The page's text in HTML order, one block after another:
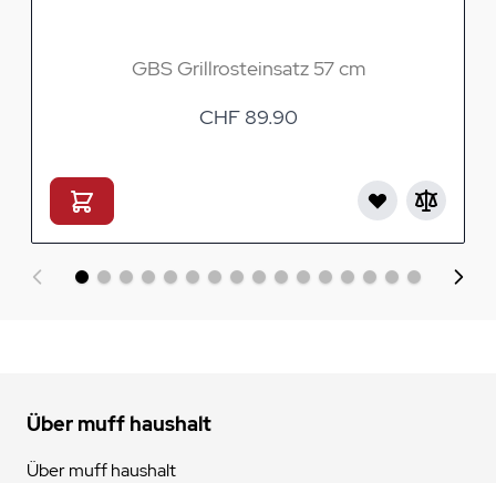
GBS Grillrosteinsatz 57 cm
CHF 89.90
Über muff haushalt
Über muff haushalt